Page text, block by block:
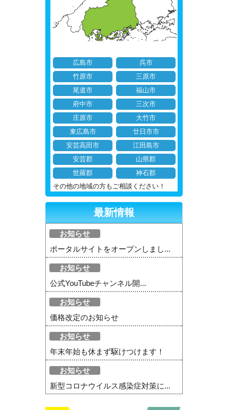
広島市
呉市
竹原市
三原市
尾道市
福山市
府中市
三次市
庄原市
大竹市
東広島市
廿日市市
安芸高田市
江田島市
安芸郡
山県郡
世羅郡
神石郡
その他の地域の方もご相談ください！
最新情報
お知らせ
ポータルサイトをオープンしまし...
お知らせ
公式YouTubeチャンネル開...
お知らせ
価格改定のお知らせ
お知らせ
年末年始も休まず駆けつけます！
お知らせ
新型コロナウイルス感染症対策に...